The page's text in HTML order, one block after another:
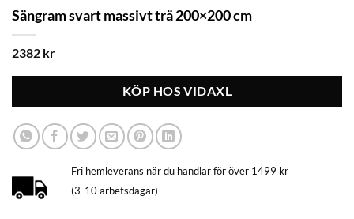
Sängram svart massivt trä 200×200 cm
2382 kr
KÖP HOS VIDAXL
Fri hemleverans när du handlar för över 1499 kr
(3-10 arbetsdagar)